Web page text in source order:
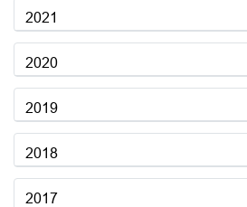
2021
2020
2019
2018
2017